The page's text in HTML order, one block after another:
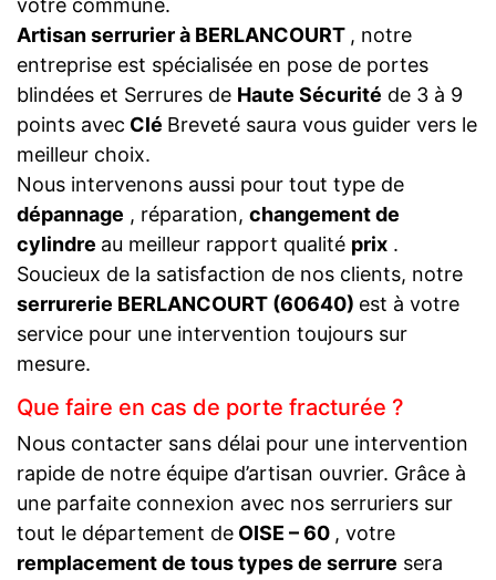
votre commune.
Artisan serrurier à BERLANCOURT , notre
entreprise est spécialisée en pose de portes
blindées et Serrures de Haute Sécurité de 3 à 9
points avec Clé Breveté saura vous guider vers le
meilleur choix.
Nous intervenons aussi pour tout type de
dépannage , réparation, changement de
cylindre au meilleur rapport qualité prix .
Soucieux de la satisfaction de nos clients, notre
serrurerie BERLANCOURT (60640) est à votre
service pour une intervention toujours sur
mesure.
Que faire en cas de porte fracturée ?
Nous contacter sans délai pour une intervention
rapide de notre équipe d’artisan ouvrier. Grâce à
une parfaite connexion avec nos serruriers sur
tout le département de OISE – 60 , votre
remplacement de tous types de serrure sera